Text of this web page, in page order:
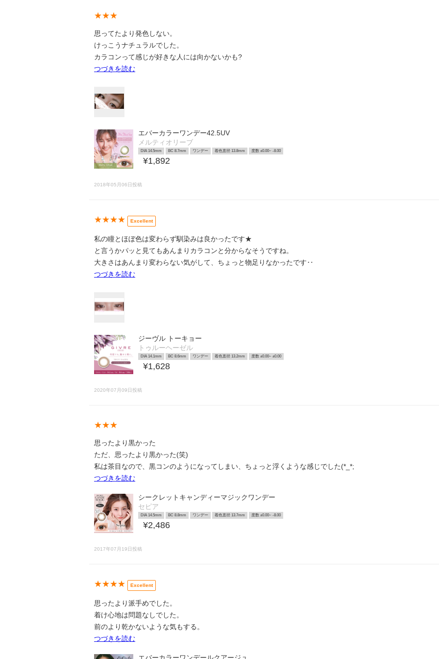
★★★
思ってたより発色しない。
けっこうナチュラルでした。
カラコンって感じが好きな人には向かないかも?
つづきを読む
エバーカラーワンデー42.5UV
メルティオリーブ
DIA 14.5mm BC 8.7mm ワンデー 着色直径 13.8mm 度数 ±0.00~ -8.00
¥1,892
2018年05月06日投稿
★★★★ Excellent
私の瞳とほぼ色は変わらず馴染みは良かったです★
と言うかパッと見てもあんまりカラコンと分からなそうですね。
大きさはあんまり変わらない気がして、ちょっと物足りなかったです‥
つづきを読む
ジーヴル トーキョー
トゥルーヘーゼル
DIA 14.1mm BC 8.6mm ワンデー 着色直径 13.2mm 度数 ±0.00~ ±0.00
¥1,628
2020年07月09日投稿
★★★
思ったより黒かった
ただ、思ったより黒かった(笑)
私は茶目なので、黒コンのようになってしまい、ちょっと浮くような感じでした(*_*;
つづきを読む
シークレットキャンディーマジックワンデー
セピア
DIA 14.5mm BC 8.8mm ワンデー 着色直径 13.7mm 度数 ±0.00~ -8.00
¥2,486
2017年07月19日投稿
★★★★ Excellent
思ったより派手めでした。
着け心地は問題なしでした。
前のより乾かないような気もする。
つづきを読む